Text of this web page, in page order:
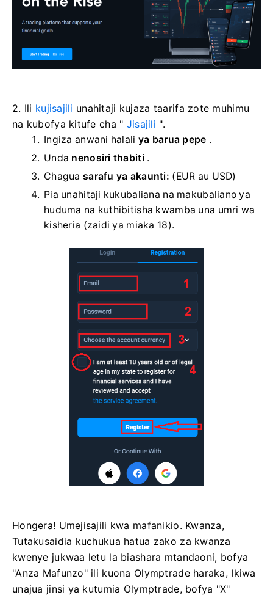
2. Ili kujisajili unahitaji kujaza taarifa zote muhimu
na kubofya kitufe cha " Jisajili ".
Ingiza anwani halali ya barua pepe .
Unda nenosiri thabiti .
Chagua sarafu ya akaunti: (EUR au USD)
Pia unahitaji kukubaliana na makubaliano ya
huduma na kuthibitisha kwamba una umri wa
kisheria (zaidi ya miaka 18).
Hongera! Umejisajili kwa mafanikio. Kwanza,
Tutakusaidia kuchukua hatua zako za kwanza
kwenye jukwaa letu la biashara mtandaoni, bofya
"Anza Mafunzo" ili kuona Olymptrade haraka, Ikiwa
unajua jinsi ya kutumia Olymptrade, bofya "X"